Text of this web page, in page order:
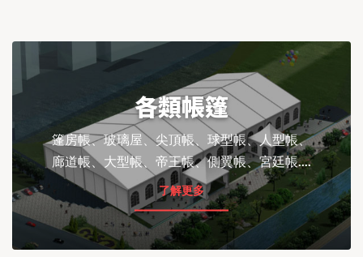
各類帳篷
篷房帳、玻璃屋、尖頂帳、球型帳、人型帳、
廊道帳、大型帳、帝王帳、側翼帳、宮廷帳....
了解更多